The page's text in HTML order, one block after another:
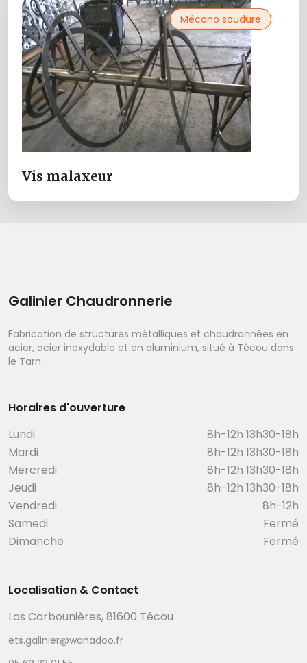
Mécano soudure
Vis malaxeur
Galinier Chaudronnerie
Fabrication de structures métalliques et chaudronnées en
acier, acier inoxydable et en aluminium, situé à Técou dans
le Tarn.
Horaires d'ouverture
Lundi
8h-12h 13h30-18h
Mardi
8h-12h 13h30-18h
Mercredi
8h-12h 13h30-18h
Jeudi
8h-12h 13h30-18h
Vendredi
8h-12h
Samedi
Fermé
Dimanche
Fermé
Localisation & Contact
Las Carbounières, 81600 Técou
ets.galinier@wanadoo.fr